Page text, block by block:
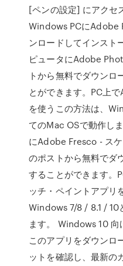
[ペンの設定] にアクセ
Windows PCにAdobe
ンロードしてインスト
ピュータにAdobe
トから無料でダウンロ
とができます。PC上
を使うこの方法は、
てのMac OSで動作し
にAdobe Fresco - ス
のポストから無料でダ
することができます。
ッチ・ペイントアプリ
Windows 7/8 / 8.1 / 10
ます。 Windows 10
このアプリをダウンロ
ットを確認し、最新の